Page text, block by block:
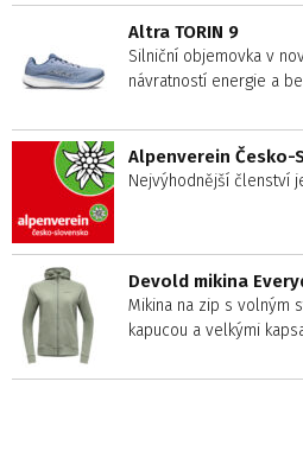
Altra TORIN 9
Silniční objemovka v
návratností energie a
Alpenverein Česko-
Nejvýhodnější členství
Devold mikina
Mikina na zip s volným
kapucou a velkými